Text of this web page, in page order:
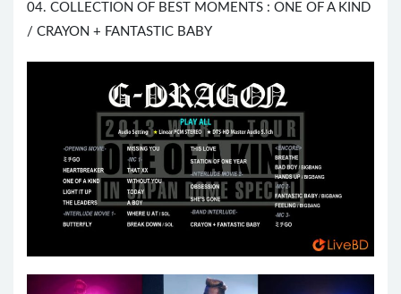
04. COLLECTION OF BEST MOMENTS : ONE OF A KIND
/ CRAYON + FANTASTIC BABY